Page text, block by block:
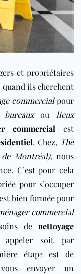
et propriétaires
quand ils cherchent
commercialpour
bureaux oulieux
commercialest
. Chez, The
Montréal), nous
C’est pour cela
pour s’occuper
bien formée pour
commercial
de nettoyage
appeler soit par
étape est de
envoyer un